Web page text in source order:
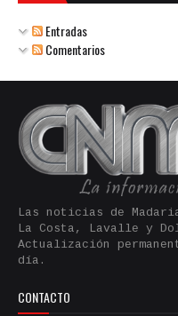
Entradas
Comentarios
Las noticias de
La Costa, Lavalle y
Actualización
día.
CONTACTO